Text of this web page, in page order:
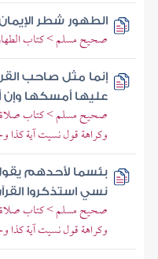
الطهور شطر الإيمان
صحيح مسلم > كتاب
إنما مثل صاحب
عليها أمسكها
صحيح مسلم > كتاب صلاة
وكراهة قول نسيت آية كذا
بئسما لأحدهم
نسي استذكروا
صحيح مسلم > كتاب صلاة
وكراهة قول نسيت آية كذا